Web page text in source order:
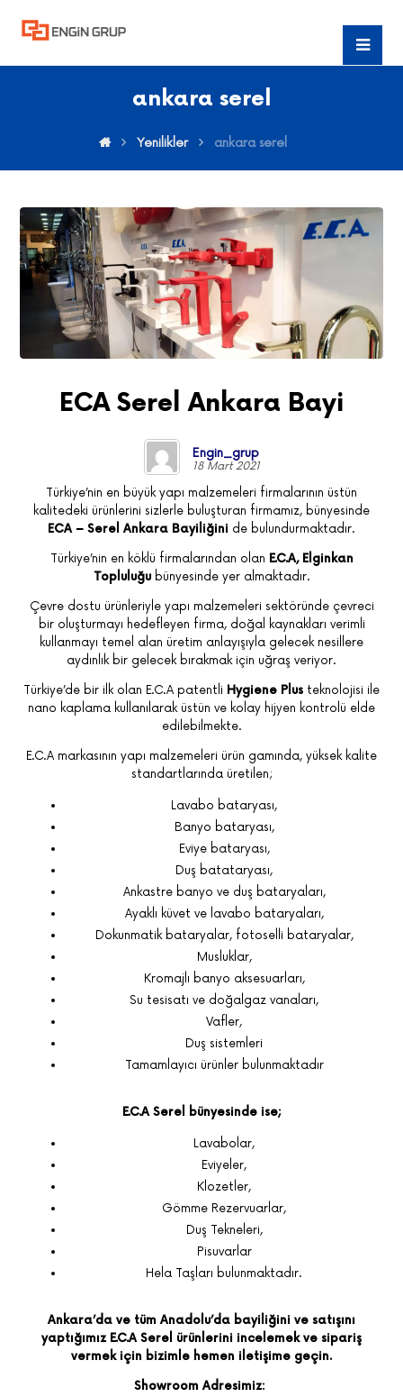
ankara serel
Yenilikler ankara serel
ECA Serel Ankara Bayi
Engin_grup
18 Mart 2021
Türkiye’nin en büyük yapı malzemeleri firmalarının üstün
kalitedeki ürünlerini sizlerle buluşturan firmamız, bünyesinde
ECA – Serel Ankara Bayiliğini de bulundurmaktadır.
Türkiye’nin en köklü firmalarından olan E.C.A, Elginkan
Topluluğubünyesinde yer almaktadır.
Çevre dostu ürünleriyle yapı malzemeleri sektöründe çevreci
bir oluşturmayı hedefleyen firma, doğal kaynakları verimli
kullanmayı temel alan üretim anlayışıyla gelecek nesillere
aydınlık bir gelecek bırakmak için uğraş veriyor.
Türkiye’de bir ilk olan E.C.A patentli Hygiene Plus teknolojisi ile
nano kaplama kullanılarak üstün ve kolay hijyen kontrolü elde
edilebilmekte.
E.C.A markasının yapı malzemeleri ürün gamında, yüksek kalite
standartlarında üretilen;
Lavabo bataryası,
Banyo bataryası,
Eviye bataryası,
Duş batataryası,
Ankastre banyo ve duş bataryaları,
Ayaklı küvet ve lavabo bataryaları,
Dokunmatik bataryalar, fotoselli bataryalar,
Musluklar,
Kromajlı banyo aksesuarları,
Su tesisatı ve doğalgaz vanaları,
Vafler,
Duş sistemleri
Tamamlayıcı ürünler bulunmaktadır
E.C.A Serel bünyesinde ise;
Lavabolar,
Eviyeler,
Klozetler,
Gömme Rezervuarlar,
Duş Tekneleri,
Pisuvarlar
Hela Taşları bulunmaktadır.
Ankara’da ve tüm Anadolu’da bayiliğini ve satışını
yaptığımız E.C.A Serel ürünlerini incelemek ve sipariş
vermek için bizimle hemen iletişime geçin.
Showroom Adresimiz: